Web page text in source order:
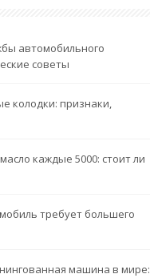
автомобильного
советы
колодки: признаки,
каждые 5000: стоит ли
требует большего
машина в мире: